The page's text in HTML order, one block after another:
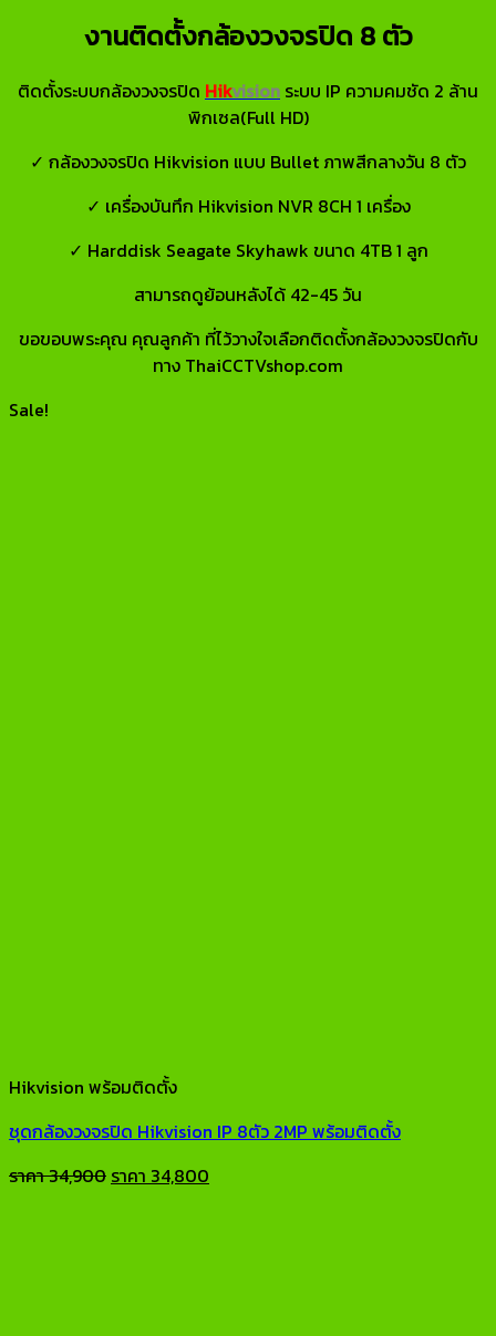
งานติดตั้งกล้องวงจรปิด 8 ตัว
ติดตั้งระบบกล้องวงจรปิด Hikvision ระบบ IP ความคมชัด 2 ล้าน
พิกเซล(Full HD)
✓ กล้องวงจรปิด Hikvision แบบ Bullet ภาพสีกลางวัน 8 ตัว
✓ เครื่องบันทึก Hikvision NVR 8CH 1 เครื่อง
✓ Harddisk Seagate Skyhawk ขนาด 4TB 1 ลูก
สามารถดูย้อนหลังได้ 42-45 วัน
ขอขอบพระคุณ คุณลูกค้า ที่ไว้วางใจเลือกติดตั้งกล้องวงจรปิดกับ
ทาง ThaiCCTVshop.com
Sale!
Hikvision พร้อมติดตั้ง
ชุดกล้องวงจรปิด Hikvision IP 8ตัว 2MP พร้อมติดตั้ง
ราคา34,900 Original
ราคา 34,800